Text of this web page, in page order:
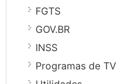
FGTS
GOV.BR
INSS
Programas de TV